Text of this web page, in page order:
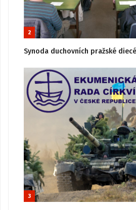
2
Synoda duchovních pražské
3